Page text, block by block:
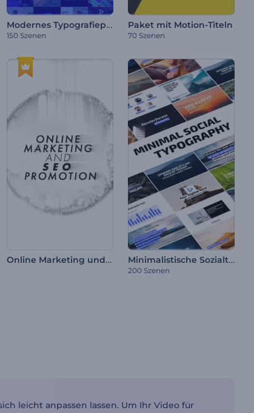
Modernes Typografiepaket
150 Szenen
Paket mit Motion-Titeln
70 Szenen
Online Marketing und SEO Werbung Minimalistische Sozialtypografie
200 Szenen
leicht anpassen lassen. Um Ihr Video für